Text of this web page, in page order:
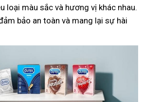
loại màu sắc và hương vị khác nhau.
bảo an toàn và mang lại sự hài